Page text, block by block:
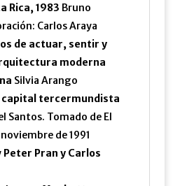
Rica, 1983 Bruno
Carlos Araya
de actuar, sentir y
moderna
Silvia Arango
capital tercermundista
Santos. Tomado de El
de 1991
Peter Pran y Carlos